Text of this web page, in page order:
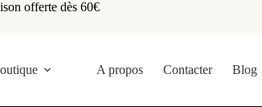
offerte dès 60€
A propos Contacter Blog